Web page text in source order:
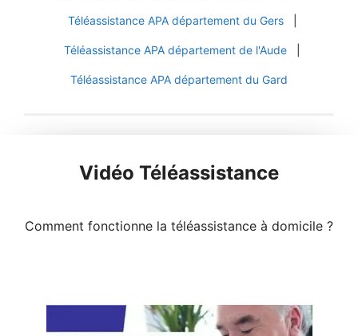
Téléassistance APA département du Gers
Téléassistance APA département de l'Aude
Téléassistance APA département du Gard
Vidéo Téléassistance
Comment fonctionne la téléassistance à domicile ?